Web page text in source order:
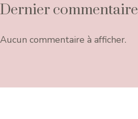
Dernier commentaire
Aucun commentaire à afficher.